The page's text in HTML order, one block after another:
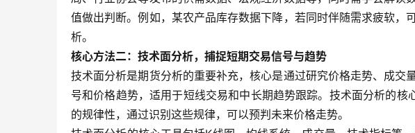
值做出判断。例如，某农产品库存数据下降，若同时伴随需求疲软，
析。
核心方法二：技术面分析，捕捉短期交易信号与趋势
技术面分析是期货分析的重要补充，核心是通过研究价格走势、成交
号和价格趋势，适用于短线交易和中长期趋势跟踪。技术面分析的核
的规律性，通过识别这些规律，可以预判未来价格走势。